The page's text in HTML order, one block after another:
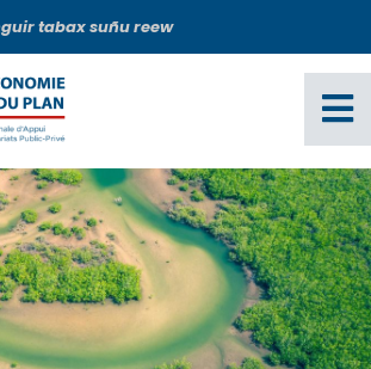
tabax suñu reew